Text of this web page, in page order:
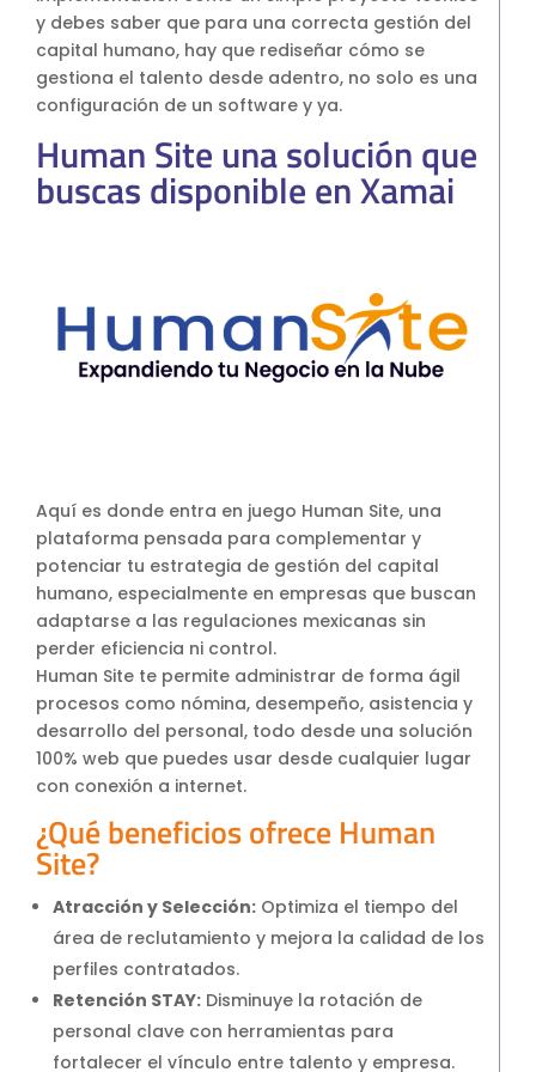
y debes saber que para una correcta gestión del
capital humano, hay que rediseñar cómo se
gestiona el talento desde adentro, no solo es una
configuración de un software y ya.
Human Site una solución que
buscas disponible en Xamai
Aquí es donde entra en juego Human Site, una
plataforma pensada para complementar y
potenciar tu estrategia de gestión del capital
humano, especialmente en empresas que buscan
adaptarse a las regulaciones mexicanas sin
perder eficiencia ni control.
Human Site te permite administrar de forma ágil
procesos como nómina, desempeño, asistencia y
desarrollo del personal, todo desde una solución
100% web que puedes usar desde cualquier lugar
con conexión a internet.
¿Qué beneficios ofrece Human
Site?
Atracción y Selección: Optimiza el tiempo del
área de reclutamiento y mejora la calidad de los
perfiles contratados.
Retención STAY: Disminuye la rotación de
personal clave con herramientas para
fortalecer el vínculo entre talento y empresa.